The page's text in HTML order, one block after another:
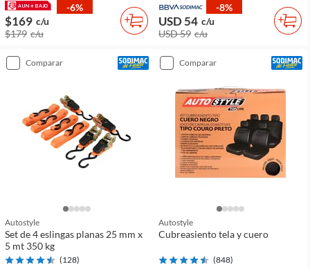
-6%
$169 c/u
$179 c/u
-8%
USD 54 c/u
USD 59 c/u
comparar
Autostyle
Set de 4 eslingas planas 25 mm x
5 mt 350 kg
(128)
comparar
Autostyle
Cubreasiento tela y cuero
(848)